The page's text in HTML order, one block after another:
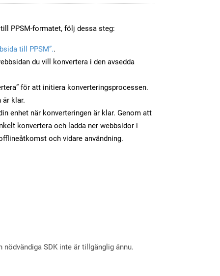
PPSM-formatet, följ dessa steg:
till PPSM”..
du vill konvertera i den avsedda
för att initiera konverteringsprocessen.
är klar.
enhet när konverteringen är klar. Genom att
konvertera och ladda ner webbsidor i
och vidare användning.
SDK inte är tillgänglig ännu.